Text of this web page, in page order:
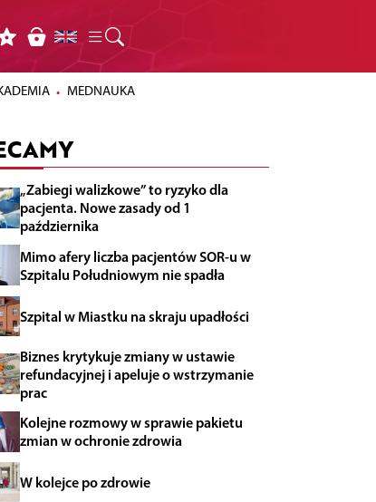
MEDNAUKA
„Zabiegi walizkowe” to ryzyko dla
pacjenta. Nowe zasady od 1
października
Mimo afery liczba pacjentów SOR-u w
Szpitalu Południowym nie spadła
Szpital w Miastku na skraju upadłości
Biznes krytykuje zmiany w ustawie
refundacyjnej i apeluje o wstrzymanie
prac
Kolejne rozmowy w sprawie pakietu
zmian w ochronie zdrowia
W kolejce po zdrowie